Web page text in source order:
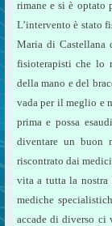
rimane e si è optato
L’intervento è stato
Maria di Castellana
fisioterapisti che lo
della mano e del
vada per il meglio e
prima e possa
diventare un buon
riscontrato dai
vita a tutta la
mediche
accade di diverso ci